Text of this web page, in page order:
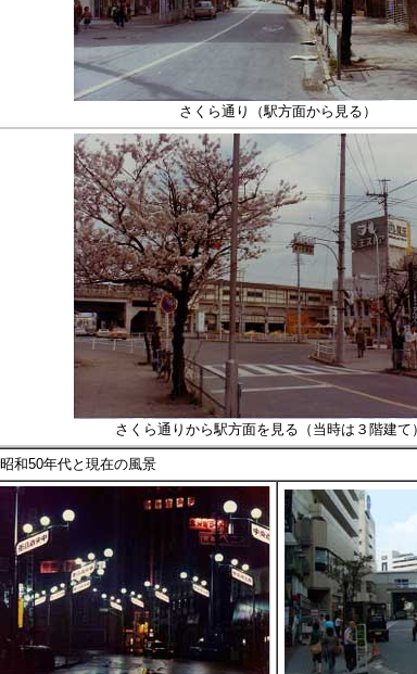
さくら通り（駅方面から見る）
さくら通りから駅方面を見る（当時は３階建
昭和50年代と現在の風景